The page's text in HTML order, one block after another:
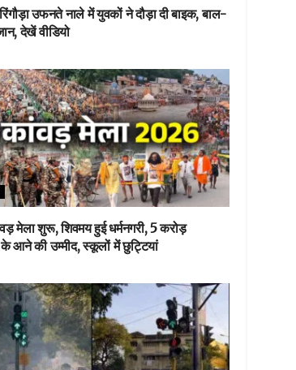
उफनते नाले में युवकों ने दौड़ा दी बाइक, बाल-
देखें वीडियो
मेला शुरू, शिवमय हुई धर्मनगरी, 5 करोड़
आने की उम्मीद, स्कूलों में छुट्टियां